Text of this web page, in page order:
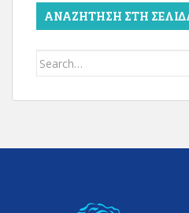
ΑΝΑΖΉΤΗΣΗ ΣΤΗ
Search